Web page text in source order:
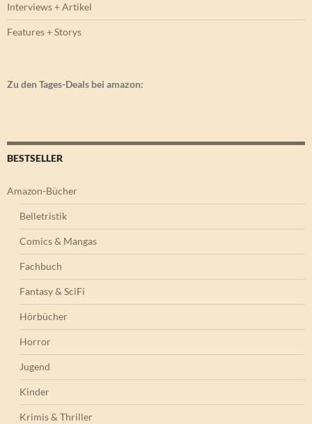
Interviews + Artikel
Features + Storys
Zu den Tages-Deals bei amazon:
BESTSELLER
Amazon-Bücher
Belletristik
Comics & Mangas
Fachbuch
Fantasy & SciFi
Hörbücher
Horror
Jugend
Kinder
Krimis & Thriller